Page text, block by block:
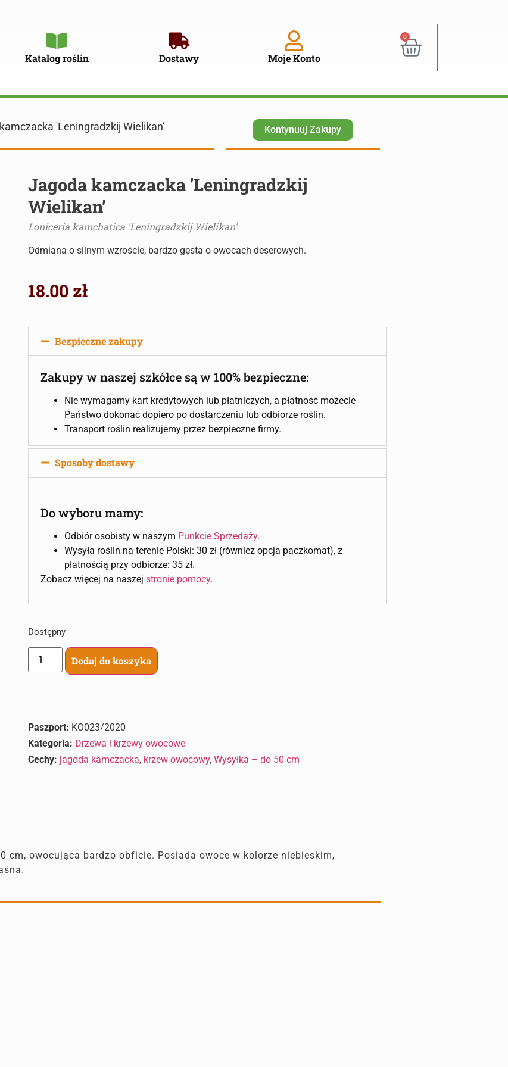
Katalog roślin Dostawy Moje Konto
0
'Leningradzkij Wielikan’ Kontynuuj Zakupy
Jagoda kamczacka 'Leningradzkij
Wielikan’
Loniceria kamchatica 'Leningradzkij Wielikan'
Odmiana o silnym wzroście, bardzo gęsta o owocach deserowych.
18.00 zł
Bezpieczne zakupy
Zakupy w naszej szkółce są w 100% bezpieczne:
Nie wymagamy kart kredytowych lub płatniczych, a płatność możecie
Państwo dokonać dopiero po dostarczeniu lub odbiorze roślin.
Transport roślin realizujemy przez bezpieczne firmy.
Sposoby dostawy
Do wyboru mamy:
Odbiór osobisty w naszym Punkcie Sprzedaży.
Wysyła roślin na terenie Polski: 30 zł (również opcja paczkomat), z
płatnością przy odbiorze: 35 zł.
Zobacz więcej na naszejstronie pomocy.
Dostępny
Dodaj do koszyka
Paszport: KO023/2020
Kategoria: Drzewa i krzewy owocowe
Cechy: jagoda kamczacka, krzew owocowy,Wysyłka – do 50 cm
cm, owocująca bardzo obficie. Posiada owoce w kolorze niebieskim,